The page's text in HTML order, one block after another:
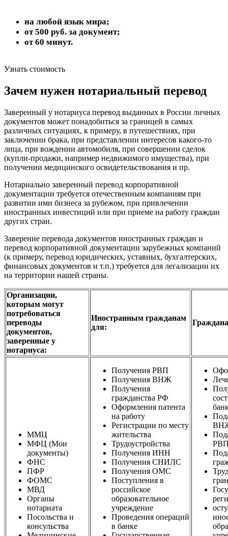
на любой язык мира;
от 500 руб. за документ;
от 60 минут.
Узнать стоимость
Зачем нужен нотариальный перевод
Заверенный у нотариуса перевод выданных в России личных
документов может понадобиться за границей в самых
различных ситуациях, к примеру, в путешествиях, при
заключении брака, при представлении интересов какого-то
лица, при вождении автомобиля, при совершении сделок
(купли-продажи, например недвижимого имущества), при
получении медицинского освидетельствования и пр.
Нотариально заверенный перевод корпоративной
документации требуется отечественным компаниям при
развитии ими бизнеса за рубежом, при привлечении
иностранных инвестиций или при приеме на работу граждан
других стран.
Заверение перевода документов иностранных граждан и
перевод корпоративной документации зарубежных компаний
(к примеру, перевод юридических, уставных, бухгалтерских,
финансовых документов и т.п.) требуется для легализации их
на территории нашей страны.
Организации,
которым могут
потребоваться
переводы
документов,
заверенные у
нотариуса:
Иностранным гражданам
для:
ММЦ
МФЦ (Мои
документы)
ФНС
ПФР
ФОМС
МВД
Органы
нотариата
Посольства и
консульства
Получения РВП
Получения ВНЖ
Получения
гражданства РФ
Оформления патента
на работу
Регистрации по месту
жительства
Трудоустройства
Получения ИНН
Получения СНИЛС
Получения ОМС
Поступления в
российское
образовательное
учреждение
Проведения операций
в банке